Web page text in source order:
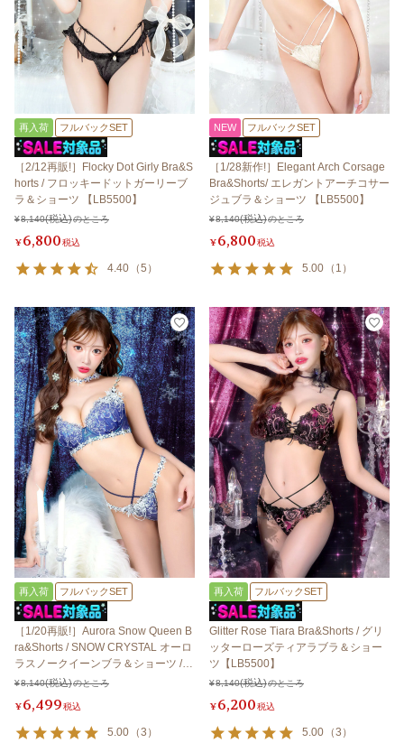
再入荷 フルバックSET
［2/12再販!］Flocky Dot Girly Bra&S
horts / フロッキードットガーリーブ
ラ＆ショーツ 【LB5500】
¥8,140 のところ
¥6,800税込
4.40 （5 ）
NEW フルバックSET
［1/28新作!］Elegant Arch Corsage
Bra&Shorts/ エレガントアーチコサー
ジュブラ＆ショーツ 【LB5500】
¥8,140 のところ
¥6,800税込
5.00 （ 1 ）
再入荷 フルバックSET
［1/20再販!］Aurora Snow Queen B
ra&Shorts / SNOW CRYSTAL オーロ
ラスノークイーンブラ＆ショーツ /
スノークリスタル 【LB5500】
¥8,140 のところ
¥6,499税込
5.00 （3 ）
再入荷 フルバックSET
Glitter Rose Tiara Bra&Shorts / グリ
ッターローズティアラブラ＆ショー
ツ【LB5500】
¥8,140 のところ
¥6,200税込
5.00 （3 ）